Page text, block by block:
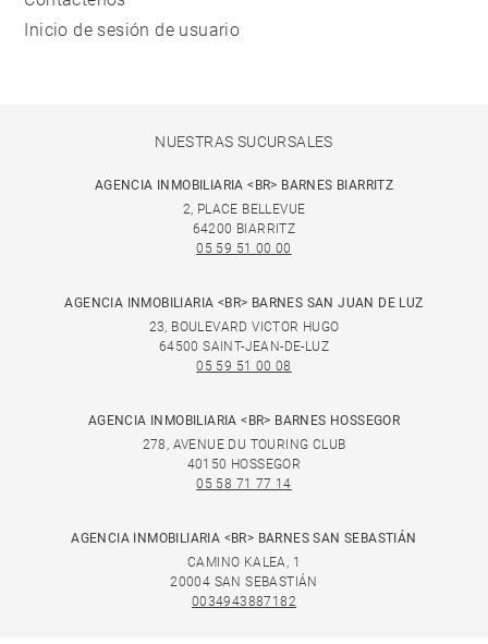
Inicio de sesión de usuario
NUESTRAS SUCURSALES
AGENCIA INMOBILIARIA <BR> BARNES BIARRITZ
2, PLACE BELLEVUE
64200 BIARRITZ
05 59 51 00 00
AGENCIA INMOBILIARIA <BR> BARNES SAN JUAN DE LUZ
23, BOULEVARD VICTOR HUGO
64500 SAINT-JEAN-DE-LUZ
05 59 51 00 08
AGENCIA INMOBILIARIA <BR> BARNES HOSSEGOR
278, AVENUE DU TOURING CLUB
40150 HOSSEGOR
05 58 71 77 14
AGENCIA INMOBILIARIA <BR> BARNES SAN SEBASTIÁN
CAMINO KALEA, 1
20004 SAN SEBASTIÁN
0034943887182